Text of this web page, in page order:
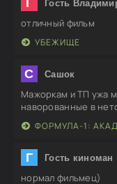
Гость
отличный фильм
УБЕЖИЩЕ
С Сашок
Мажоркам и ТП ужа
наворованные в
ФОРМУЛА-1:
Г Гость киноман
нормал фильмец)